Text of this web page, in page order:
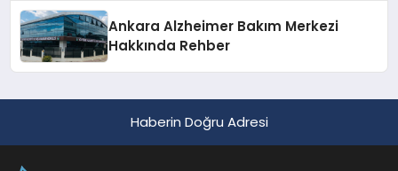
Ankara Alzheimer Bakım Merkezi
Hakkında Rehber
Haberin Doğru Adresi